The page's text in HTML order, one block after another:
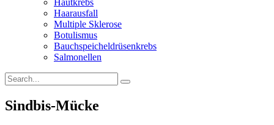
Hautkrebs
Haarausfall
Multiple Sklerose
Botulismus
Bauchspeicheldrüsenkrebs
Salmonellen
Sindbis-Mücke